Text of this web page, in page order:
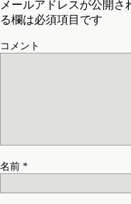
メールアドレスが公開さ
る欄は必須項目です
コメント
名前 *